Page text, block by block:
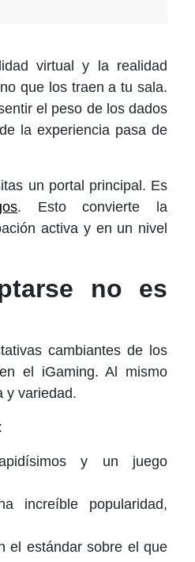
virtual y la realidad
que los traen a tu sala.
el peso de los dados
la experiencia pasa de
un portal principal. Es
. Esto convierte la
activa y en un nivel
no es
cambiantes de los
el iGaming. Al mismo
y variedad.
y un juego
increíble popularidad,
el estándar sobre el que